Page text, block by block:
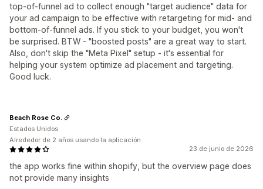
top-of-funnel ad to collect enough "target audience" data for
your ad campaign to be effective with retargeting for mid- and
bottom-of-funnel ads. If you stick to your budget, you won't
be surprised. BTW - "boosted posts" are a great way to start.
Also, don't skip the "Meta Pixel" setup - it's essential for
helping your system optimize ad placement and targeting.
Good luck.
23 de junio de 2026
the app works fine within shopify, but the overview page does
not provide many insights
Beach Rose Co.
Estados Unidos
Alrededor de 2 años usando la aplicación